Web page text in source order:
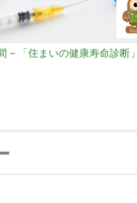
– 「住まいの健康寿命診断